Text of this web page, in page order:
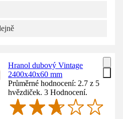
Hranol dubový Vintage
2400x40x60 mm
Průměrné hodnocení: 2.7 z 5
hvězdiček. 3 Hodnocení.